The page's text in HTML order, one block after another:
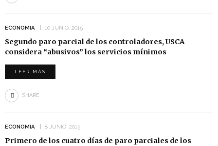
ECONOMIA 10 JUNIO, 2015
Segundo paro parcial de los controladores, USCA
considera “abusivos” los servicios mínimos
LEER MÁS
SHARE
ECONOMIA 8 JUNIO, 2015
Primero de los cuatro días de paro parciales de los